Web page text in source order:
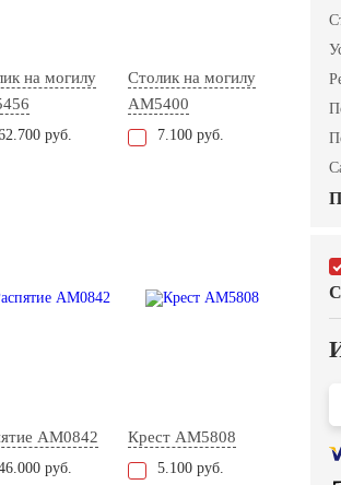
на могилу
руб.
Столик на могилу
AM5400
7.100 руб.
AM0842
руб.
Крест AM5808
5.100 руб.